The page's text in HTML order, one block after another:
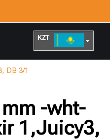
KZT
DB 3/1
-wht-
1,Juicy3,